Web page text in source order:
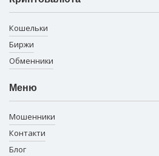
Кошельки
Биржи
Обменники
Меню
Мошенники
Контакти
Блог